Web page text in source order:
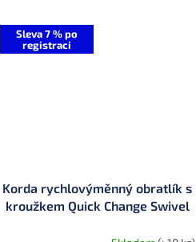
Sleva 7 % po
registraci
Korda rychlovýměnný obratlík s
kroužkem Quick Change Swivel